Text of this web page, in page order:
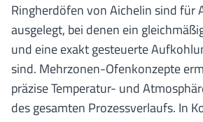
Ringherdöfen von Aichelin sind für
ausgelegt, bei denen ein
und eine exakt gesteuerte
sind. Mehrzonen-Ofenkonzepte
präzise Temperatur- und
des gesamten Prozessverlaufs. In